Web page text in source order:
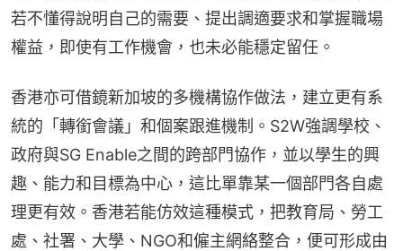
若不懂得說明自己的需要、提出調適要求和掌握職場
權益，即使有工作機會，也未必能穩定留任。
香港亦可借鏡新加坡的多機構協作做法，建立更有系
統的「轉銜會議」和個案跟進機制。S2W強調學校、
政府與SG Enable之間的跨部門協作，並以學生的興
趣、能力和目標為中心，這比單靠某一個部門各自處
理更有效。香港若能仿效這種模式，把教育局、勞工
處、社署、大學、NGO和僱主網絡整合，便可形成由